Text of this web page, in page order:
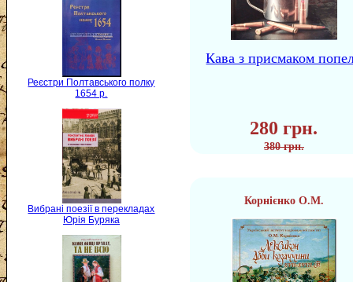
Реєстри Полтавського полку
1654 р.
Вибрані поезії в перекладах
Юрія Буряка
Кава з присмаком
280 грн.
380 грн.
Корнієнко О.М.